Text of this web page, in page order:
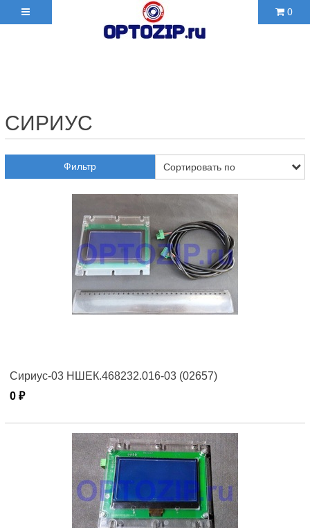
0
СИРИУС
Фильтр
Сириус-03 НШЕК.468232.016-03 (02657)
0 ₽